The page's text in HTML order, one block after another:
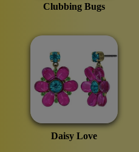
Clubbing Bugs
Daisy Love